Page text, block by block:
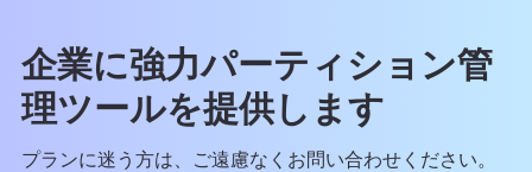
企業に強力パーティション管
理ツールを提供します
プランに迷う方は、ご遠慮なくお問い合わせください。